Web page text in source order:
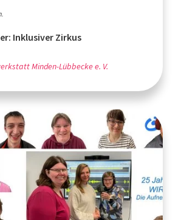
Inklusiver Zirkus
Minden-Lübbecke e. V.